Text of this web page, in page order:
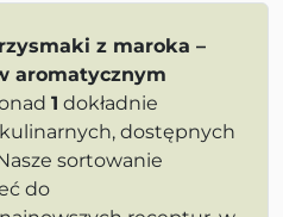
z maroka –
aromatycznym
1 dokładnie
dostępnych
sortowanie
do